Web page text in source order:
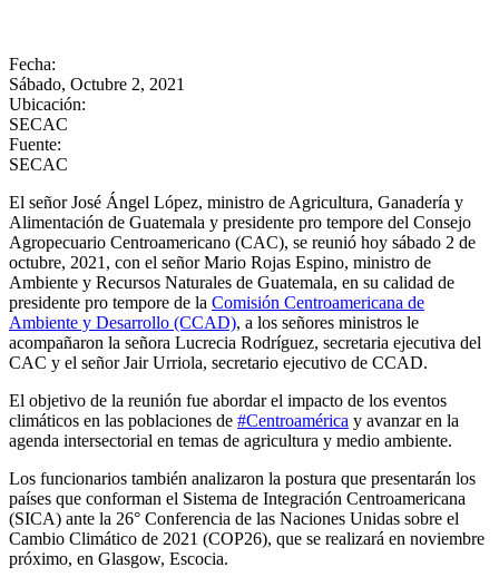
Fecha:
Sábado, Octubre 2, 2021
Ubicación:
SECAC
Fuente:
SECAC
El señor José Ángel López, ministro de Agricultura, Ganadería y
Alimentación de Guatemala y presidente pro tempore del Consejo
Agropecuario Centroamericano (CAC), se reunió hoy sábado 2 de
octubre, 2021, con el señor Mario Rojas Espino, ministro de
Ambiente y Recursos Naturales de Guatemala, en su calidad de
presidente pro tempore de la Comisión Centroamericana de
Ambiente y Desarrollo (CCAD), a los señores ministros le
acompañaron la señora Lucrecia Rodríguez, secretaria ejecutiva del
CAC y el señor Jair Urriola, secretario ejecutivo de CCAD.
El objetivo de la reunión fue abordar el impacto de los eventos
climáticos en las poblaciones de #Centroamérica y avanzar en la
agenda intersectorial en temas de agricultura y medio ambiente.
Los funcionarios también analizaron la postura que presentarán los
países que conforman el Sistema de Integración Centroamericana
(SICA) ante la 26° Conferencia de las Naciones Unidas sobre el
Cambio Climático de 2021 (COP26), que se realizará en noviembre
próximo, en Glasgow, Escocia.